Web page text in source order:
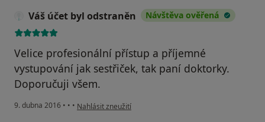
Váš účet byl odstraněn Návštěva ověřená
Velice profesionální přístup a příjemné
vystupování jak sestřiček, tak paní doktorky.
Doporučuji všem.
9. dubna 2016 • • • podle názoru uživatele Váš účet byl odstraněn
Nahlásit zneužití